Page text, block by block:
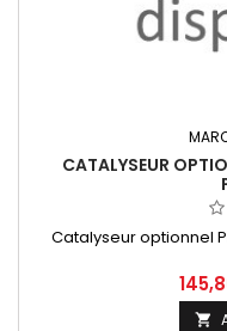
CATALYSEUR
Catalyseur optionnel
